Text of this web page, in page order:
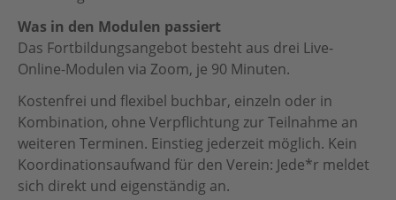
Was in den Modulen passiert
Das Fortbildungsangebot besteht aus drei Live-
Online-Modulen via Zoom, je 90 Minuten.
Kostenfrei und flexibel buchbar, einzeln oder in
Kombination, ohne Verpflichtung zur Teilnahme an
weiteren Terminen. Einstieg jederzeit möglich. Kein
Koordinationsaufwand für den Verein: Jede*r meldet
sich direkt und eigenständig an.